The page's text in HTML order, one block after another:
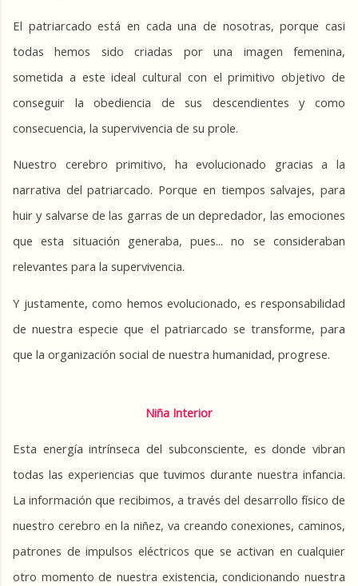
El patriarcado está en cada una de nosotras, porque casi
todas hemos sido criadas por una imagen femenina,
sometida a este ideal cultural con el primitivo objetivo de
conseguir la obediencia de sus descendientes y como
consecuencia, la supervivencia de su prole.
Nuestro cerebro primitivo, ha evolucionado gracias a la
narrativa del patriarcado. Porque en tiempos salvajes, para
huir y salvarse de las garras de un depredador, las emociones
que esta situación generaba, pues... no se consideraban
relevantes para la supervivencia.
Y justamente, como hemos evolucionado, es responsabilidad
de nuestra especie que el patriarcado se transforme, para
que la organización social de nuestra humanidad, progrese.
Niña Interior
Esta energía intrínseca del subconsciente, es donde vibran
todas las experiencias que tuvimos durante nuestra infancia.
La información que recibimos, a través del desarrollo físico de
nuestro cerebro en la niñez, va creando conexiones, caminos,
patrones de impulsos eléctricos que se activan en cualquier
otro momento de nuestra existencia, condicionando nuestra